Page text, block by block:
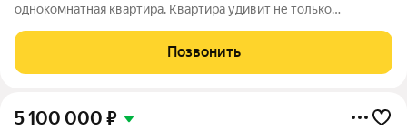
однокомнатная квартира. Квартира удивит не только
центре. Вы точно оцените ее преимущество, выбирая в
понятном бюджете готовый для проживания
Позвонить
5 100 000 ₽